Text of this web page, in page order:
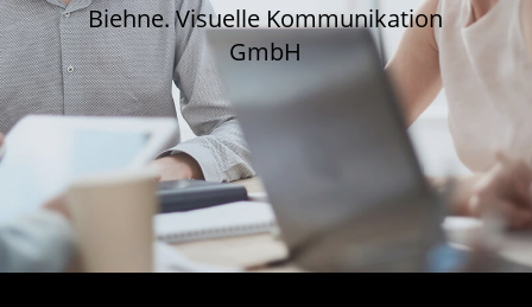
Biehne. Visuelle Kommunikation
GmbH